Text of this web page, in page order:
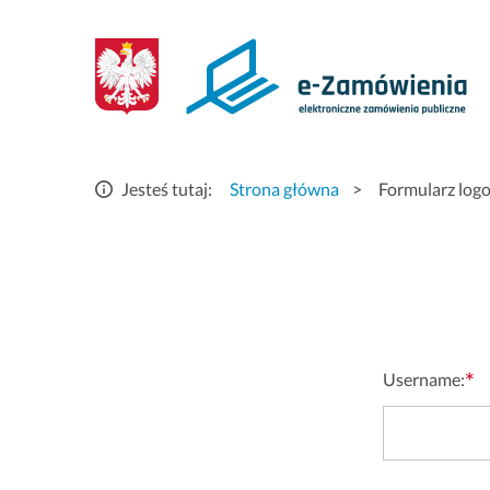
eZamówienia
elektroniczne
Jesteś tutaj: Strona główna > Formularz
Username:*